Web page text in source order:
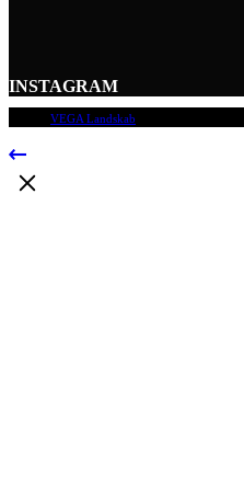
INSTAGRAM
VEGA Landskab